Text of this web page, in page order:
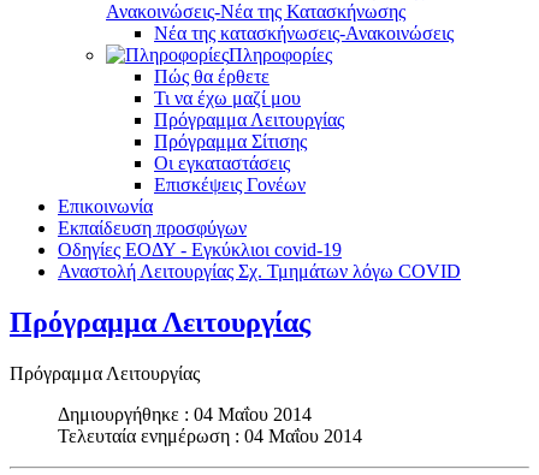
Ανακοινώσεις-Νέα της Κατασκήνωσης
Νέα της κατασκήνωσεις-Ανακοινώσεις
Πληροφορίες
Πώς θα έρθετε
Τι να έχω μαζί μου
Πρόγραμμα Λειτουργίας
Πρόγραμμα Σίτισης
Οι εγκαταστάσεις
Επισκέψεις Γονέων
Επικοινωνία
Εκπαίδευση προσφύγων
Οδηγίες ΕΟΔΥ - Εγκύκλιοι covid-19
Αναστολή Λειτουργίας Σχ. Τμημάτων λόγω COVID
Πρόγραμμα Λειτουργίας
Πρόγραμμα Λειτουργίας
Δημιουργήθηκε : 04 Μαΐου 2014
Τελευταία ενημέρωση : 04 Μαΐου 2014